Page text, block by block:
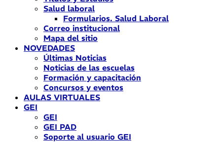
Salud laboral
Formularios. Salud Laboral
Correo institucional
Mapa del sitio
NOVEDADES
Últimas Noticias
Noticias de las escuelas
Formación y capacitación
Concursos y eventos
AULAS VIRTUALES
GEI
GEI
GEI PAD
Soporte al usuario GEI